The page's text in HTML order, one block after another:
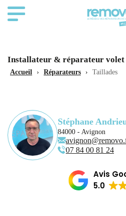
Installateur & réparateur volet
Accueil › Réparateurs › Taillades
Stéphane
84000 - Avignon
07 84 00 81 24
Avis
5.0